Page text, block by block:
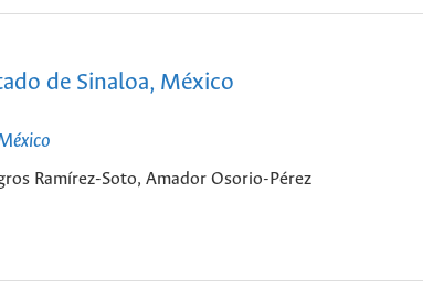
de Sinaloa, México
Ramírez-Soto, Amador Osorio-Pérez